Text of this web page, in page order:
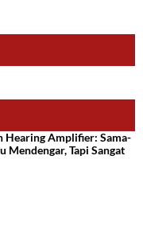
Hearing Amplifier: Sama-
Mendengar, Tapi Sangat